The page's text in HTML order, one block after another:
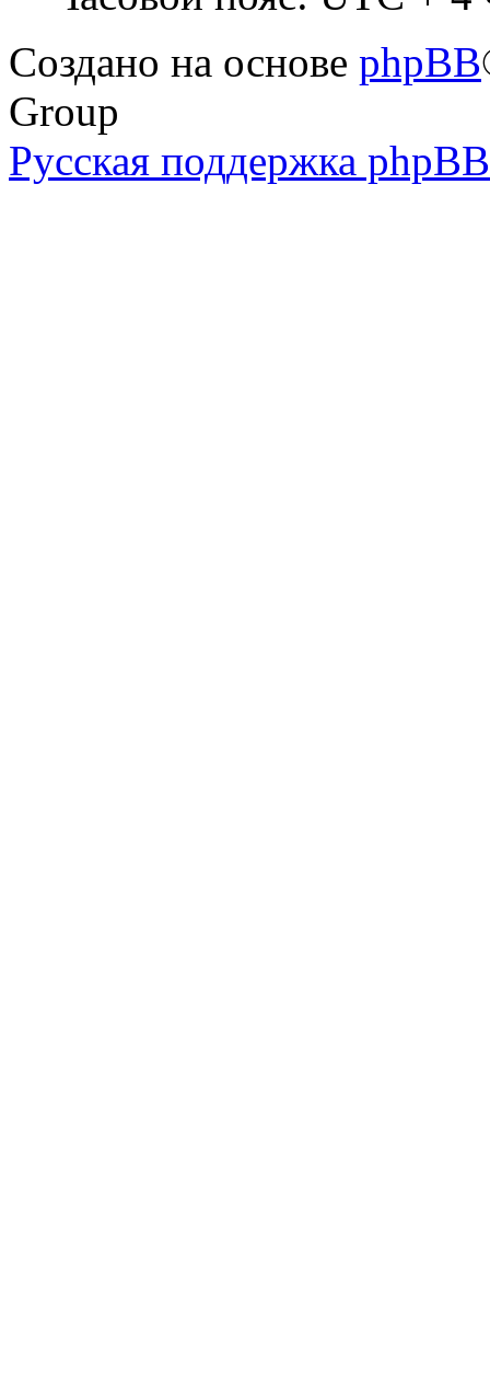
Создано на основе phpBB
Group
Русская поддержка phpBB